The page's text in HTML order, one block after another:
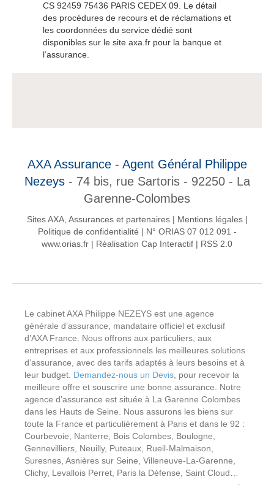
CS 92459 75436 PARIS CEDEX 09. Le détail
des procédures de recours et de réclamations et
les coordonnées du service dédié sont
disponibles sur le site axa.fr pour la banque et
l’assurance.
AXA Assurance - Agent Général Philippe
Nezeys- 74 bis, rue Sartoris - 92250 - La
Garenne-Colombes
Sites AXA, Assurances et partenaires| Mentions légales|
Politique de confidentialité | N° ORIAS 07 012 091 -
www.orias.fr | Réalisation Cap Interactif | RSS 2.0
Le cabinet AXA Philippe NEZEYS est une agence
générale d’assurance, mandataire officiel et exclusif
d’AXA France. Nous offrons aux particuliers, aux
entreprises et aux professionnels les meilleures solutions
d’assurance, avec des tarifs adaptés à leurs besoins et à
leur budget. Demandez-nous un Devis , pour recevoir la
meilleure offre et souscrire une bonne assurance. Notre
agence d’assurance est située à La Garenne Colombes
dans les Hauts de Seine. Nous assurons les biens sur
toute la France et particulièrement à Paris et dans le 92 :
Courbevoie, Nanterre, Bois Colombes, Boulogne,
Gennevilliers, Neuilly, Puteaux, Rueil-Malmaison,
Suresnes, Asnières sur Seine, Villeneuve-La-Garenne,
Clichy, Levallois Perret, Paris la Défense, Saint Cloud…